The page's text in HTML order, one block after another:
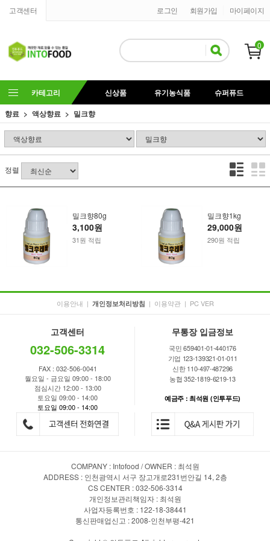
고객센터 마이페이지
회원가입
로그인
0
카테고리 신상품 유기농식품
슈퍼퓨드
향료
액상향료 밀크향
정렬
밀크향80g
3,100원
31원 적립
밀크향1kg
29,000원
290원 적립
이용안내 | 개인정보처리방침 | 이용약관 | PC VER
고객센터
032-506-3314
FAX : 032-506-0041
월요일 - 금요일 09:00 - 18:00
점심시간 12:00 - 13:00
토요일 09:00 - 14:00
토요일 09:00 - 14:00
무통장 입금정보
국민 659401-01-440176
기업 123-139321-01-011
신한 110-497-487296
농협 352-1819-6219-13
예금주 : 최석원 (인투푸드)
COMPANY : Intofood / OWNER : 최석원
ADDRESS : 인천광역시 서구 장고개로231번안길 14, 2층
CS CENTER : 032-506-3314
개인정보관리책임자 : 최석원
사업자등록번호 : 122-18-38441
통신판매업신고 : 2008-인천부평-421